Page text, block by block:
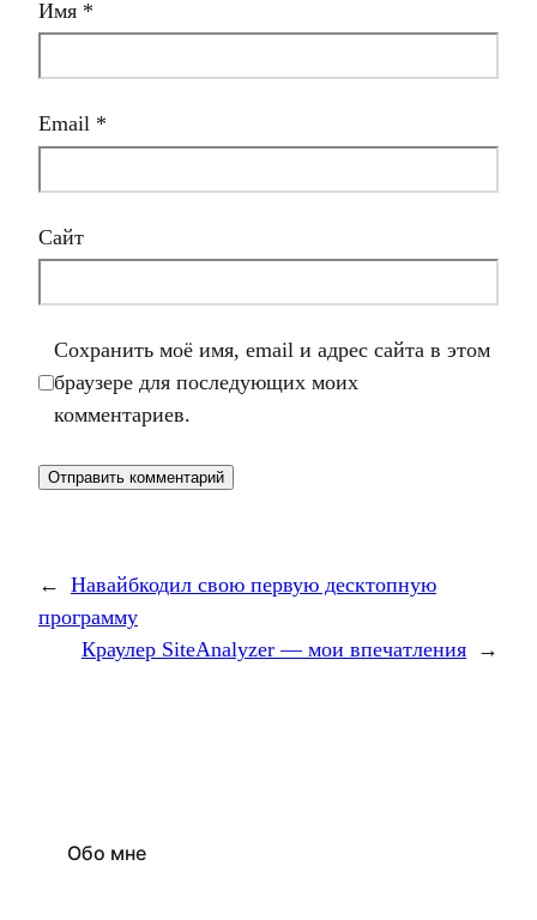
Имя *
Email *
Сайт
Сохранить моё имя, email и адрес сайта в этом
браузере для последующих моих
комментариев.
← Навайбкодил свою первую десктопную
программу
Краулер SiteAnalyzer — мои впечатления →
Обо мне